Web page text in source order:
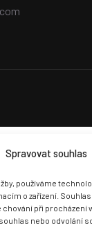
Spravovat souhlas
používáme
o zařízení.
chování při procházení
nebo odvolání